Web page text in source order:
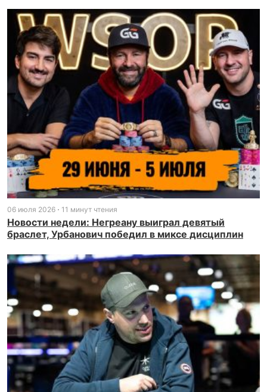
06 июля 2026 11 минут чтения
Новости недели: Негреану выиграл девятый
браслет, Урбанович победил в миксе дисциплин